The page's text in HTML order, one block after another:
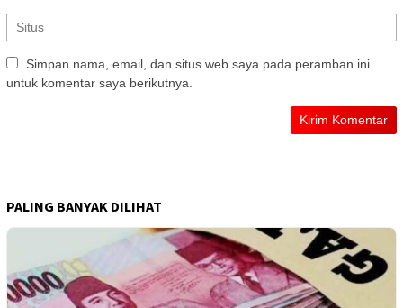
Simpan nama, email, dan situs web saya pada peramban ini
untuk komentar saya berikutnya.
PALING BANYAK DILIHAT